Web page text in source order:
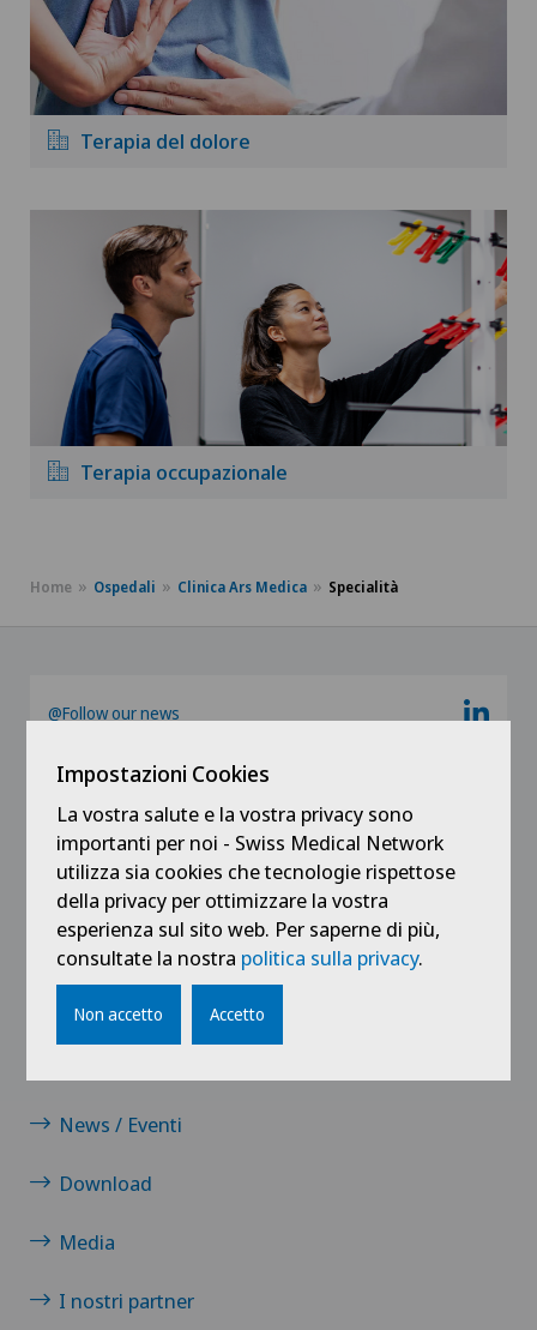
Terapia del dolore
Terapia occupazionale
Home Ospedali Clinica Ars Medica Specialità
@Follow our news
Collegamenti
Contatto
News / Eventi
Download
Media
I nostri partner
Impostazioni Cookies
La vostra salute e la vostra privacy sono
importanti per noi - Swiss Medical Network
utilizza sia cookies che tecnologie rispettose
della privacy per ottimizzare la vostra
esperienza sul sito web. Per saperne di più,
consultate la nostra politica sulla privacy.
Non accetto Accetto